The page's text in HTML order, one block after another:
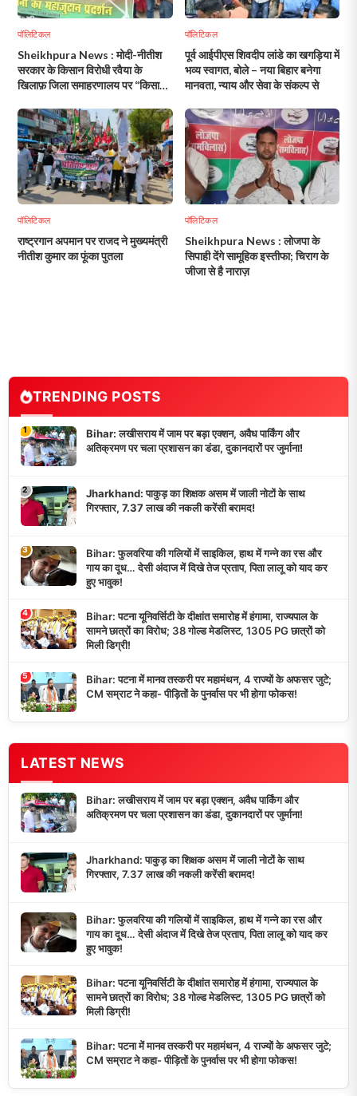
पॉलिटिकल
Sheikhpura News : मोदी-नीतीश
सरकार के किसान विरोधी रवैया के
खिलाफ़ जिला समाहरणालय पर “किसान
पॉलिटिकल
पूर्व आईपीएस शिवदीप लांडे का खगड़िया में
भव्य स्वागत, बोले – नया बिहार बनेगा
मानवता, न्याय और सेवा के संकल्प से
पॉलिटिकल
राष्ट्रगान अपमान पर राजद ने मुख्यमंत्री
नीतीश कुमार का फूंका पुतला
पॉलिटिकल
Sheikhpura News : लोजपा के
सिपाही देंगे सामूहिक इस्तीफा; चिराग के
जीजा से है नाराज़
TRENDING POSTS
1
Bihar: लखीसराय में जाम पर बड़ा एक्शन, अवैध पार्किंग और
अतिक्रमण पर चला प्रशासन का डंडा, दुकानदारों पर जुर्माना!
2
Jharkhand: पाकुड़ का शिक्षक असम में जाली नोटों के साथ
गिरफ्तार, 7.37 लाख की नकली करेंसी बरामद!
3
Bihar: फुलवरिया की गलियों में साइकिल, हाथ में गन्ने का रस और
गाय का दूध… देसी अंदाज में दिखे तेज प्रताप, पिता लालू को याद कर
हुए भावुक!
4
Bihar: पटना यूनिवर्सिटी के दीक्षांत समारोह में हंगामा, राज्यपाल के
सामने छात्रों का विरोध; 38 गोल्ड मेडलिस्ट, 1305 PG छात्रों को
मिली डिग्री!
5
Bihar: पटना में मानव तस्करी पर महामंथन, 4 राज्यों के अफसर जुटे;
CM सम्राट ने कहा- पीड़ितों के पुनर्वास पर भी होगा फोकस!
LATEST NEWS
Bihar: लखीसराय में जाम पर बड़ा एक्शन, अवैध पार्किंग और
अतिक्रमण पर चला प्रशासन का डंडा, दुकानदारों पर जुर्माना!
Jharkhand: पाकुड़ का शिक्षक असम में जाली नोटों के साथ
गिरफ्तार, 7.37 लाख की नकली करेंसी बरामद!
Bihar: फुलवरिया की गलियों में साइकिल, हाथ में गन्ने का रस और
गाय का दूध… देसी अंदाज में दिखे तेज प्रताप, पिता लालू को याद कर
हुए भावुक!
Bihar: पटना यूनिवर्सिटी के दीक्षांत समारोह में हंगामा, राज्यपाल के
सामने छात्रों का विरोध; 38 गोल्ड मेडलिस्ट, 1305 PG छात्रों को
मिली डिग्री!
Bihar: पटना में मानव तस्करी पर महामंथन, 4 राज्यों के अफसर जुटे;
CM सम्राट ने कहा- पीड़ितों के पुनर्वास पर भी होगा फोकस!